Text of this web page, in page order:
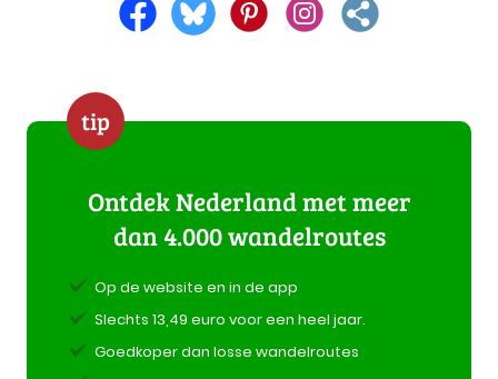
tip
Ontdek Nederland met meer
dan 4.000 wandelroutes
Op de website en in de app
Slechts 13,49 euro voor een heel jaar.
Goedkoper dan losse wandelroutes